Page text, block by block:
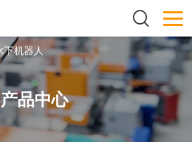
产品中心
下机器人